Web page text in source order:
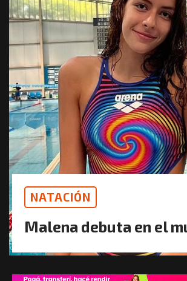
NATACIÓN
Malena debuta en el